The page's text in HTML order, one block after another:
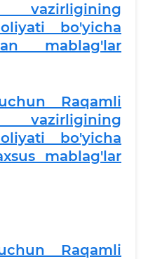
bo'yicha
mablag'lar
Raqamli
bo'yicha
mablag'lar
Raqamli